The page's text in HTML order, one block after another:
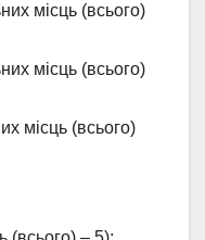
місць (всього)
місць (всього)
місць (всього)